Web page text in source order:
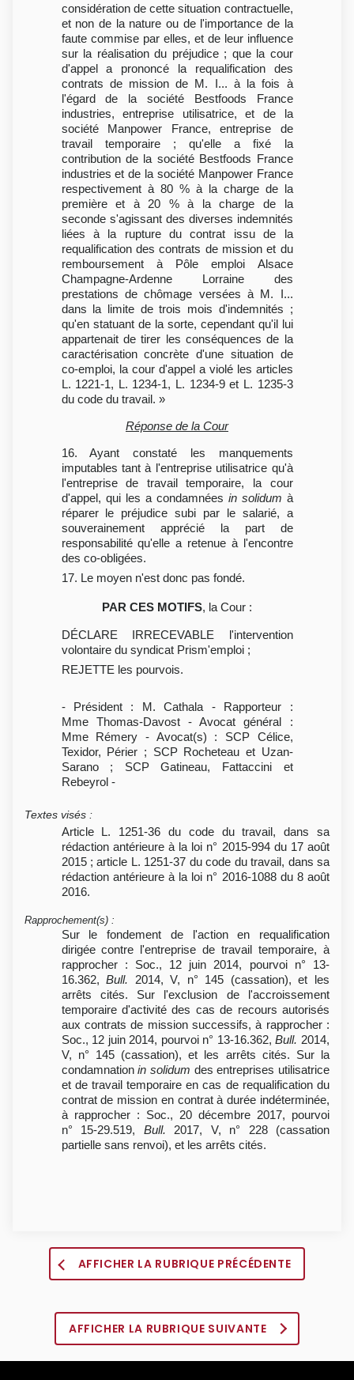
considération de cette situation contractuelle,
et non de la nature ou de l'importance de la
faute commise par elles, et de leur influence
sur la réalisation du préjudice ; que la cour
d'appel a prononcé la requalification des
contrats de mission de M. I... à la fois à
l'égard de la société Bestfoods France
industries, entreprise utilisatrice, et de la
société Manpower France, entreprise de
travail temporaire ; qu'elle a fixé la
contribution de la société Bestfoods France
industries et de la société Manpower France
respectivement à 80 % à la charge de la
première et à 20 % à la charge de la
seconde s'agissant des diverses indemnités
liées à la rupture du contrat issu de la
requalification des contrats de mission et du
remboursement à Pôle emploi Alsace
Champagne-Ardenne Lorraine des
prestations de chômage versées à M. I...
dans la limite de trois mois d'indemnités ;
qu'en statuant de la sorte, cependant qu'il lui
appartenait de tirer les conséquences de la
caractérisation concrète d'une situation de
co-emploi, la cour d'appel a violé les articles
L. 1221-1, L. 1234-1, L. 1234-9 et L. 1235-3
du code du travail. »
Réponse de la Cour
16. Ayant constaté les manquements
imputables tant à l'entreprise utilisatrice qu'à
l'entreprise de travail temporaire, la cour
d'appel, qui les a condamnées in solidum à
réparer le préjudice subi par le salarié, a
souverainement apprécié la part de
responsabilité qu'elle a retenue à l'encontre
des co-obligées.
17. Le moyen n'est donc pas fondé.
PAR CES MOTIFS, la Cour :
DÉCLARE IRRECEVABLE l'intervention
volontaire du syndicat Prism'emploi ;
REJETTE les pourvois.
- Président : M. Cathala - Rapporteur :
Mme Thomas-Davost - Avocat général :
Mme Rémery - Avocat(s) : SCP Célice,
Texidor, Périer ; SCP Rocheteau et Uzan-
Sarano ; SCP Gatineau, Fattaccini et
Rebeyrol -
Textes visés :
Article L. 1251-36 du code du travail, dans sa
rédaction antérieure à la loi n° 2015-994 du 17 août
2015 ; article L. 1251-37 du code du travail, dans sa
rédaction antérieure à la loi n° 2016-1088 du 8 août
2016.
Rapprochement(s) :
Sur le fondement de l'action en requalification
dirigée contre l'entreprise de travail temporaire, à
rapprocher : Soc., 12 juin 2014, pourvoi n° 13-
16.362,Bull. 2014, V, n° 145 (cassation), et les
arrêts cités. Sur l'exclusion de l'accroissement
temporaire d'activité des cas de recours autorisés
aux contrats de mission successifs, à rapprocher :
Soc., 12 juin 2014, pourvoi n° 13-16.362,Bull. 2014,
V, n° 145 (cassation), et les arrêts cités. Sur la
condamnationin solidum des entreprises utilisatrice
et de travail temporaire en cas de requalification du
contrat de mission en contrat à durée indéterminée,
à rapprocher : Soc., 20 décembre 2017, pourvoi
n° 15-29.519, Bull. 2017, V, n° 228 (cassation
partielle sans renvoi), et les arrêts cités.
AFFICHER LA RUBRIQUE PRÉCÉDENTE
AFFICHER LA RUBRIQUE SUIVANTE